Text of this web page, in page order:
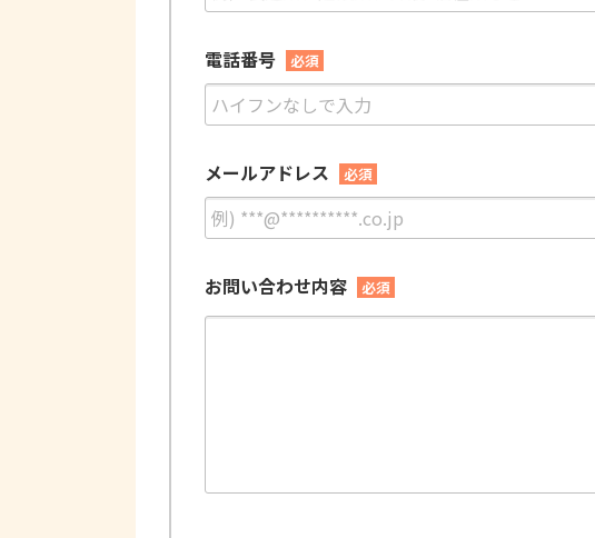
電話番号 必須
メールアドレス 必須
お問い合わせ内容 必須